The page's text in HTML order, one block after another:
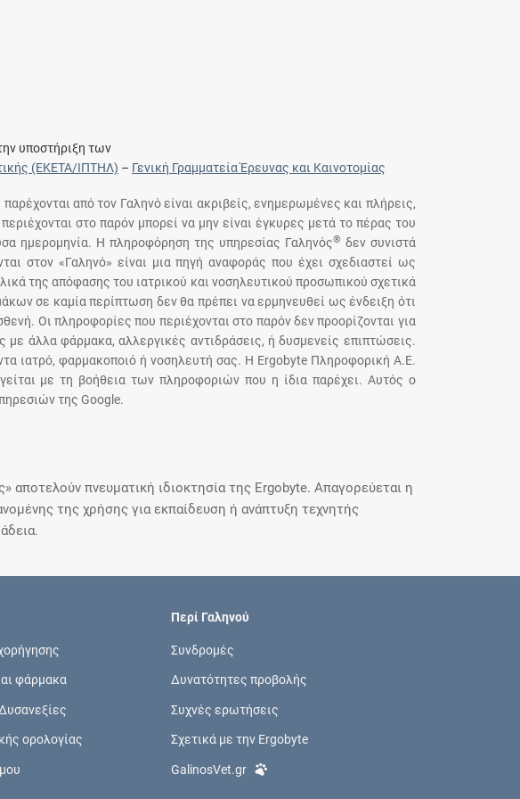
υποστήριξη των
(ΕΚΕΤΑ/ΙΠΤΗΛ) – Γενική Γραμματεία Έρευνας και Καινοτομίας
από τον Γαληνό είναι ακριβείς, ενημερωμένες και πλήρεις,
στο παρόν μπορεί να μην είναι έγκυρες μετά το πέρας του
ημερομηνία. Η πληροφόρηση της υπηρεσίας Γαληνός® δεν συνιστά
στον «Γαληνό» είναι μια πηγή αναφοράς που έχει σχεδιαστεί ως
της απόφασης του ιατρικού και νοσηλευτικού προσωπικού σχετικά
σε καμία περίπτωση δεν θα πρέπει να ερμηνευθεί ως ένδειξη ότι
Οι πληροφορίες που περιέχονται στο παρόν δεν προορίζονται για
με άλλα φάρμακα, αλλεργικές αντιδράσεις, ή δυσμενείς επιπτώσεις.
ιατρό, φαρμακοποιό ή νοσηλευτή σας. Η Ergobyte Πληροφορική Α.Ε.
με τη βοήθεια των πληροφοριών που η ίδια παρέχει. Αυτός ο
της Google.
πνευματική ιδιοκτησία της Ergobyte. Απαγορεύεται η
της χρήσης για εκπαίδευση ή ανάπτυξη τεχνητής
φάρμακα
ορολογίας
Περί Γαληνού
Συνδρομές
Δυνατότητες προβολής
Συχνές ερωτήσεις
Σχετικά με την Ergobyte
GalinosVet.gr